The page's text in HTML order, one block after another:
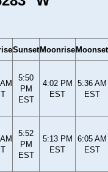
Sunset Moonrise Moonset
5:50
PM
EST
4:02 PM
EST
5:36 AM
EST
5:52
PM
EST
5:13 PM
EST
6:05 AM
EST